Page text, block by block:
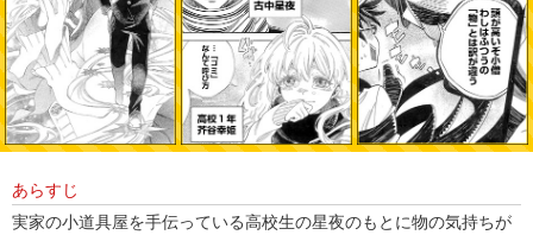
あらすじ
実家の小道具屋を手伝っている高校生の星夜のもとに物の気持ちが